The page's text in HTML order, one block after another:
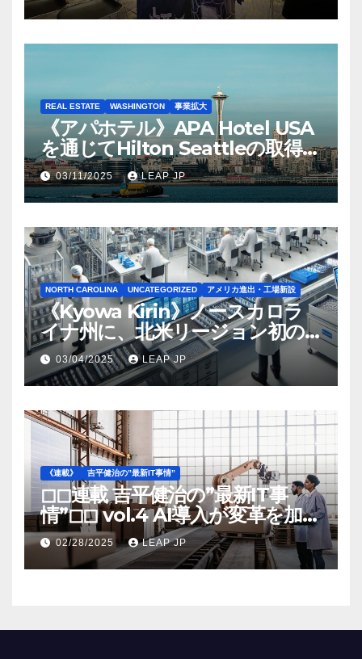
REAL ESTATE WASHINGTON 事業拡大
《アパホテル》APA Hotel USA
を通じてHilton Seattleの取得を
完了
03/11/2025 LEAP JP
NORTH CAROLINA UNCATEGORIZED アメリカ進出・工場新設
《Kyowa Kirin》ノースカロラ
イナ州に、北米リージョン初の
工場建設を決定
03/04/2025 LEAP JP
《連載》 吉平健治の”最新IT事情”
◻︎◻︎連載 吉平健治の”最新IT事
情”◻︎◻︎ vol.4 AI導入が変革を加速
する米国製造業の最前線
02/28/2025 LEAP JP